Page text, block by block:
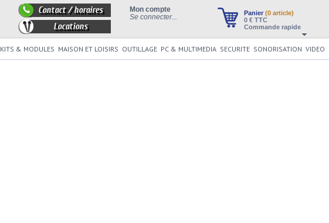
Panier (0 article)
0 € TTC
Commande rapide
Mon compte
Se connecter...
Contact / horaires
Locations
KITS & MODULES MAISON ET LOISIRS OUTILLAGE PC & MULTIMEDIA SECURITE SONORISATION VIDEO